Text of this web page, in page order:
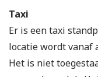
Taxi
Er is een taxi
locatie wordt vanaf
Het is niet